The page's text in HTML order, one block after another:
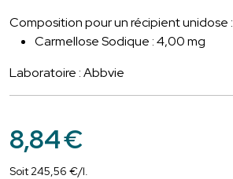
Composition pour un récipient unidose :
Carmellose Sodique : 4,00 mg
Laboratoire : Abbvie
8,84€
Soit 245,56 €/l.